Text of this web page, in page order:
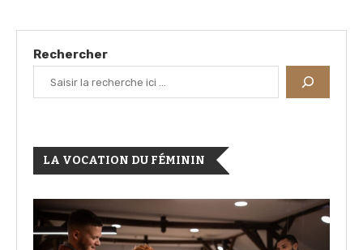
Rechercher
LA VOCATION DU FÉMININ